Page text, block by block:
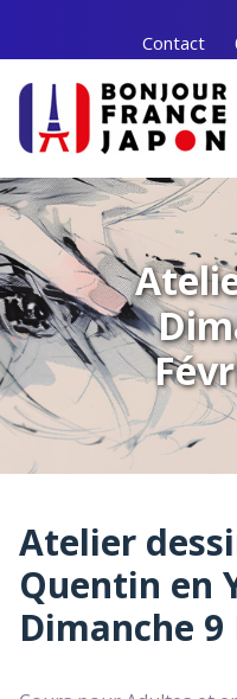
Contact
Atelier
Quentin en
Dimanche 9